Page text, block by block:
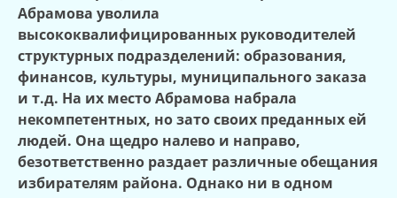
Абрамова уволила
высококвалифицированных руководителей
структурных подразделений: образования,
финансов, культуры, муниципального заказа
и т.д. На их место Абрамова набрала
некомпетентных, но зато своих преданных ей
людей. Она щедро налево и направо,
безответственно раздает различные обещания
избирателям района. Однако ни в одном